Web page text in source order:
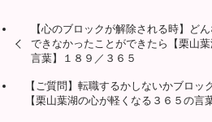
【心のブロックが解除される時】ど
できなかったことができたら【栗山
言葉】１８９／３６５
【ご質問】転職するかしないかブロッ
【栗山葉湖の心が軽くなる３６５の言